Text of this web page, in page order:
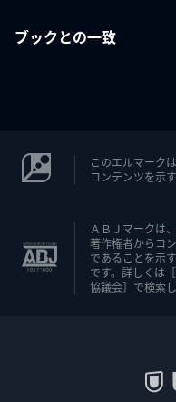
ブックとの一致
このエルマーク
コンテンツを示
ＡＢＪマークは
著作権者からコ
であることを示
です。詳しくは
協議会］で検索